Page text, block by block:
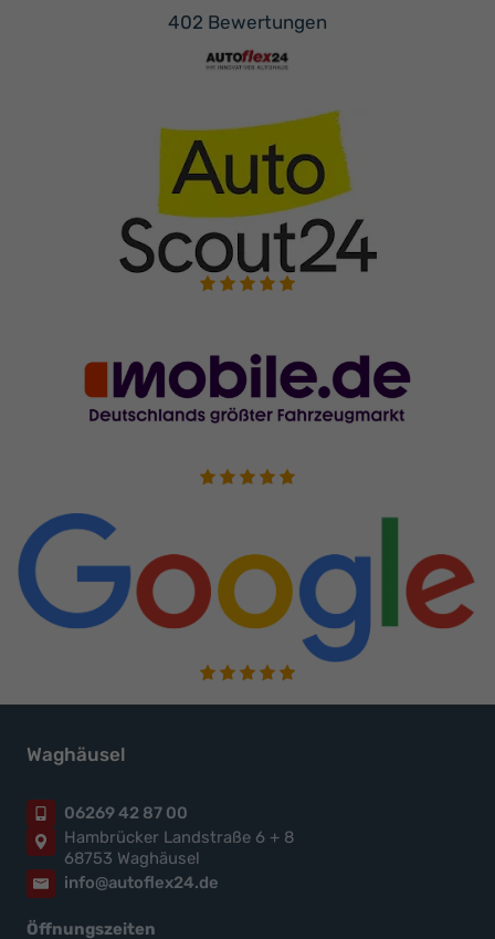
402 Bewertungen
Waghäusel
06269 42 87 00
Hambrücker Landstraße 6 + 8
68753 Waghäusel
info@autoflex24.de
Öffnungszeiten